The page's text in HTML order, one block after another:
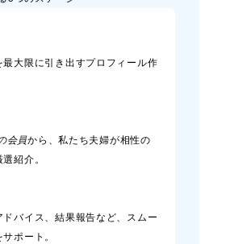
最大限に引き出すプロフィール作
会員から、私たち夫婦が相性の
紹介。
ドバイス、結果報告など、スムー
ポート。